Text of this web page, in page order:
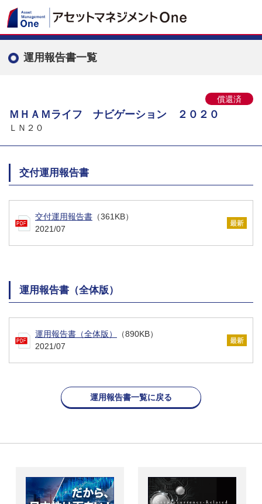
運用報告書一覧
償還済
ＭＨＡＭライフ ナビゲーション ２０２０
ＬＮ２０
交付運用報告書
交付運用報告書 （361KB）
2021/07
運用報告書（全体版）
運用報告書（全体版）
（890KB）
2021/07
運用報告書一覧に戻る